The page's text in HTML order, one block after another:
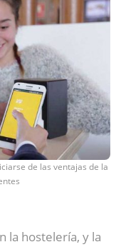
de las ventajas de la
la hostelería, y la